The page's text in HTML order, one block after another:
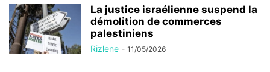
La justice israélienne suspend la
démolition de commerces
palestiniens
Rizlene - 11/05/2026